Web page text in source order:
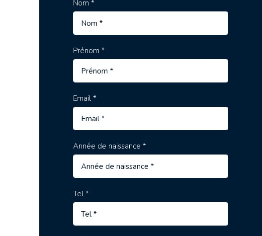
Nom *
Prénom *
Email *
Année de naissance *
Tel *